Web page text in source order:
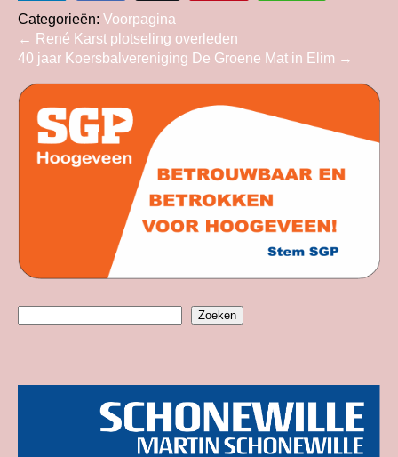
Categorieën: Voorpagina
Bericht
navigatie
← René Karst plotseling overleden
40 jaar Koersbalvereniging De Groene Mat in Elim →
Zoeken